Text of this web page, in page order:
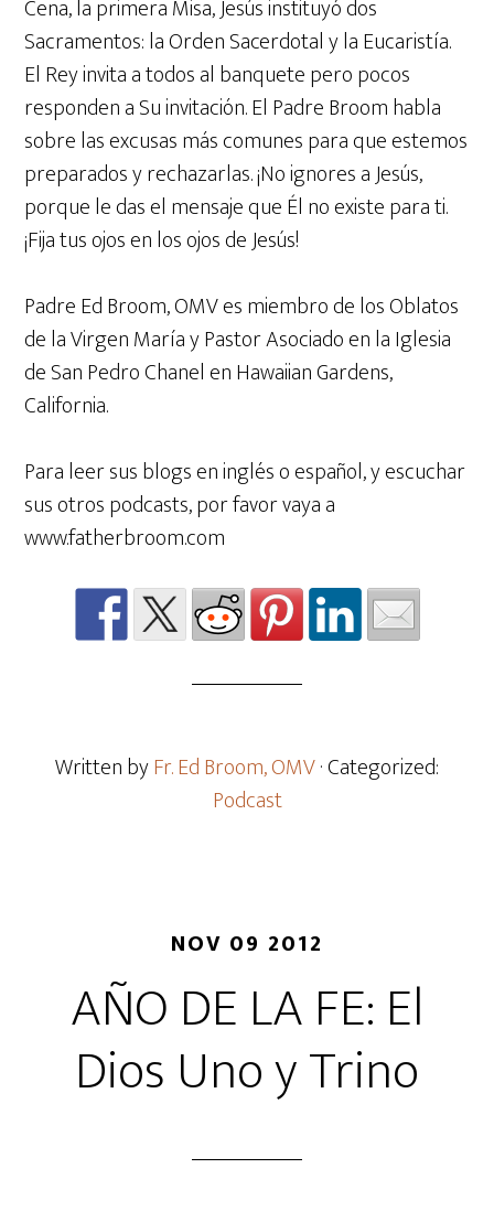
Cena, la primera Misa, Jesús instituyó dos
Sacramentos: la Orden Sacerdotal y la Eucaristía.
El Rey invita a todos al banquete pero pocos
responden a Su invitación. El Padre Broom habla
sobre las excusas más comunes para que estemos
preparados y rechazarlas. ¡No ignores a Jesús,
porque le das el mensaje que Él no existe para ti.
¡Fija tus ojos en los ojos de Jesús!
Padre Ed Broom, OMV es miembro de los Oblatos
de la Virgen María y Pastor Asociado en la Iglesia
de San Pedro Chanel en Hawaiian Gardens,
California.
Para leer sus blogs en inglés o español, y escuchar
sus otros podcasts, por favor vaya a
www.fatherbroom.com
Written byFr. Ed Broom, OMV· Categorized:
Podcast
NOV 09 2012
AÑO DE LA FE: El
Dios Uno y Trino